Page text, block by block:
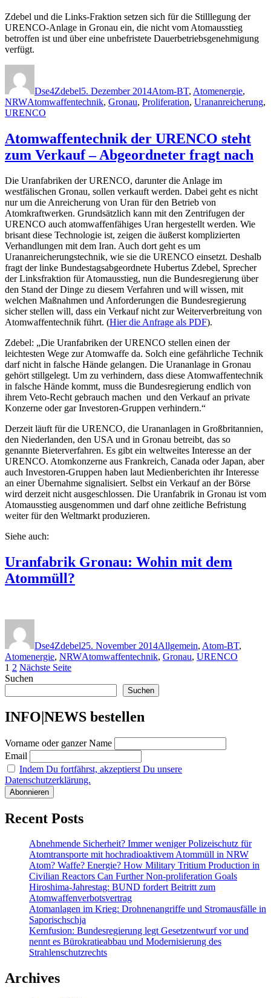
Zdebel und die Links-Fraktion setzen sich für die Stilllegung der
URENCO-Anlage in Gronau ein, die nicht vom Atomausstieg
betroffen ist und über eine unbefristete Dauerbetriebsgenehmigung
verfügt.
Dse4Zdebel5. Dezember 2014Atom-BT, Atomenergie,
NRWSchlagwörter
Atomwaffentechnik, Gronau, Proliferation, Urananreicherung,
URENCO
Atomwaffentechnik der URENCO steht
zum Verkauf – Abgeordneter fragt nach
Die Uranfabriken der URENCO, darunter die Anlage im
westfälischen Gronau, sollen verkauft werden. Dabei geht es nicht
nur um die Anreicherung von Uran für den Betrieb von
Atomkraftwerken. Grundsätzlich kann mit den Zentrifugen der
URENCO auch atomwaffenfähiges Uran hergestellt werden. Wie
brisant diese Technologie ist, zeigen die äußerst komplizierten
Verhandlungen mit dem Iran. Auch dort geht es um
Urananreicherungstechnik, wie sie die URENCO einsetzt. Deshalb
fragt der linke Bundestagsabgeordnete Hubertus Zdebel, Sprecher
der Linksfraktion für Atomausstieg, nun die Bundesregierung über
den Stand der Dinge zu diesem Verfahren und will wissen, mit
welchen Maßnahmen und Anforderungen die Bundesregierung
sicher stellen will, dass ein Verkauf nicht zur Weiterverbreitung von
Atomwaffentechnik führt. (Hier die Anfrage als PDF).
Zdebel: „Die Uranfabriken der URENCO stellen einen der
leichtesten Wege zur Atomwaffe da. Solch eine gefährliche Technik
darf nicht in falsche Hände gelangen. Die Urananlage in Gronau
gehört stillgelegt. Um zu verhindern, dass diese Atomwaffentechnik
in falsche Hände kommt, muss die Bundesregierung endlich von
ihrem Veto-Recht gebrauch machen und den Verkauf an private
Konzerne oder gar Investoren-Gruppen verhindern.“
Derzeit läuft für die URENCO, die Urananlagen in Großbritannien,
den Niederlanden, den USA und in Gronau betreibt, das so
genannte Bieterverfahren. Es gibt ein weltweites Interesse an der
URENCO. Atomkonzerne aus Frankreich, Canada oder Japan, aber
auch Investoren-Gruppen haben laut Medienberichten ihr Interesse
an einer Übernahme signalisiert. Selbst ein Verkauf an der Börse
wird derzeit nicht ausgeschlossen. Die Uranfabrik in Gronau ist vom
Atomausstieg ausgenommen und darf ohne zeitliche Befristung
weiter für den Weltmarkt produzieren.
Siehe auch:
Uranfabrik Gronau: Wohin mit dem
Atommüll?
Dse4Zdebel25. November 2014Allgemein, Atom-BT,
Atomenergie, NRWSchlagwörter
Atomwaffentechnik, Gronau, URENCO
Seitennummerierung
der
Beiträge
Seite
1 Seite
2 Nächste Seite
Suchen
Suchen
INFO|NEWS bestellen
Vorname oder ganzer Name
Email
Indem Du fortfährst, akzeptierst Du unsere
Datenschutzerklärung.
Recent Posts
Abnehmende Sicherheit? Immer weniger Polizeischutz für
Atomtransporte mit hochradioaktivem Atommüll in NRW
Atom? Waffe? Energie? How Military Tritium Production in
Civilian Reactors Can Further Non-proliferation Goals
Hiroshima-Jahrestag: BUND fordert Beitritt zum
Atomwaffenverbotsvertrag
Atomanlagen im Krieg: Drohnenangriffe und Stromausfälle in
Saporischschja
Kernfusion: Bundesregierung legt Gesetzentwurf vor und
nennt es Bürokratieabbau und Modernisierung des
Strahlenschutzrechts
Archives